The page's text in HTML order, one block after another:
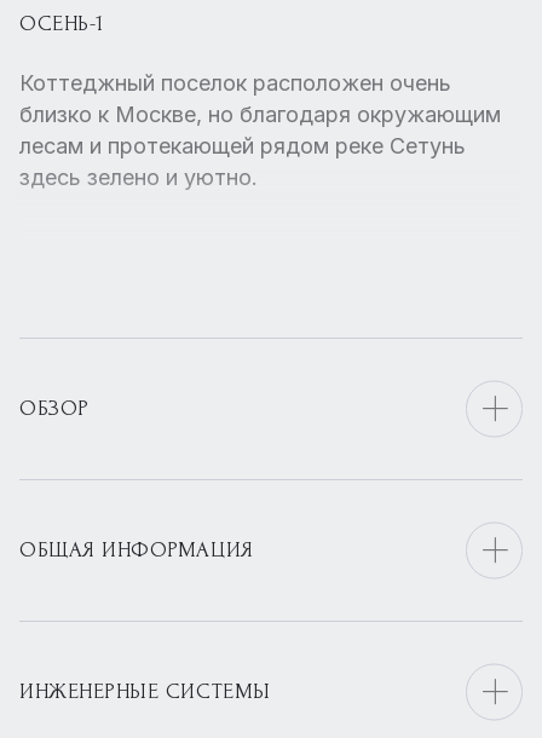
ОСЕНЬ-1
Коттеджный поселок расположен очень
близко к Москве, но благодаря окружающим
лесам и протекающей рядом реке Сетунь
здесь зелено и уютно.
ОБЗОР
ОБЩАЯ ИНФОРМАЦИЯ
ИНЖЕНЕРНЫЕ СИСТЕМЫ